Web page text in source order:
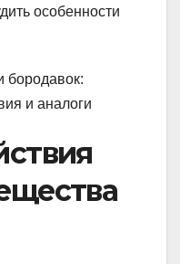
особенности